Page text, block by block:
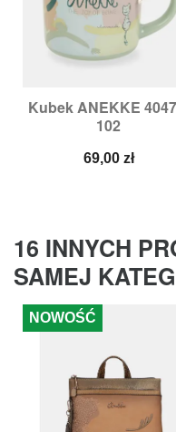
Kubek ANEKKE
102
Cena
69,00 zł
16 INNYCH
SAMEJ
NOWOŚĆ